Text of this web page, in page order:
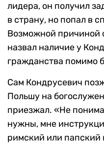
лидера, он получил
в страну, но попал в
Возможной причиной
назвал наличие у
гражданства помимо
Сам Кондрусевич
Польшу на
приезжал. «Не
нужны, мне
римский или папский